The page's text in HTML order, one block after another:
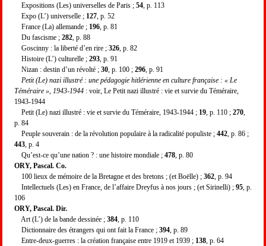
Expositions (Les) universelles de Paris ; 54 , p. 113
Expo (L’) universelle ; 127 , p. 52
France (La) allemande ; 196 , p. 81
Du fascisme ; 282 , p. 88
Goscinny : la liberté d’en rire ; 326 , p. 82
Histoire (L’) culturelle ; 293 , p. 91
Nizan : destin d’un révolté ; 30 , p. 100 ; 296 , p. 91
Petit (Le) nazi illustré : une pédagogie hitlérienne en culture française : « Le
Téméraire », 1943-1944 : voir, Le Petit nazi illustré : vie et survie du Téméraire,
1943-1944
Petit (Le) nazi illustré : vie et survie du Téméraire, 1943-1944 ; 19 , p. 110 ; 270
p. 84
Peuple souverain : de la révolution populaire à la radicalité populiste ; 442 , p. 86 ;
443 , p. 4
Qu’est-ce qu’une nation ? : une histoire mondiale ; 478 , p. 80
ORY, Pascal. Co.
100 lieux de mémoire de la Bretagne et des bretons ; (et Boëlle) ; 362 , p. 94
Intellectuels (Les) en France, de l’affaire Dreyfus à nos jours ; (et Sirinelli) ; 95 , p.
106
ORY, Pascal. Dir.
Art (L’) de la bande dessinée ; 384 , p. 110
Dictionnaire des étrangers qui ont fait la France ; 394 , p. 89
Entre-deux-guerres : la création française entre 1919 et 1939 ; 138 , p. 64